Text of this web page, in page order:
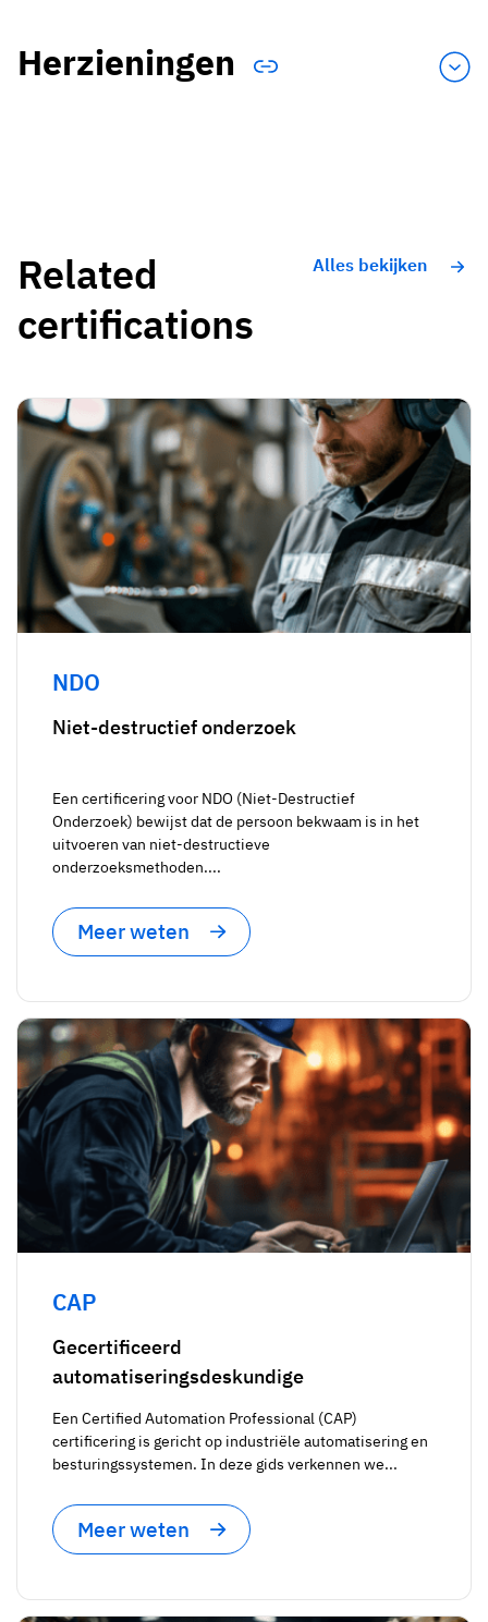
Herzieningen
Related
certifications
Alles bekijken
NDO
Niet-destructief onderzoek
Een certificering voor NDO (Niet-Destructief
Onderzoek) bewijst dat de persoon bekwaam is in het
uitvoeren van niet-destructieve
onderzoeksmethoden....
Meer weten
CAP
Gecertificeerd
automatiseringsdeskundige
Een Certified Automation Professional (CAP)
certificering is gericht op industriële automatisering en
besturingssystemen. In deze gids verkennen we...
Meer weten